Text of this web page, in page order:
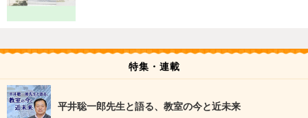
特集・連載
平井聡一郎先生と語る、教室の今と近未来